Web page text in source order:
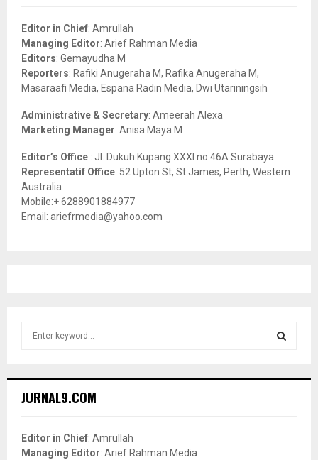
o
r
:
Editor in Chief: Amrullah
Managing Editor: Arief Rahman Media
Editors: Gemayudha M
Reporters: Rafiki Anugeraha M, Rafika Anugeraha M,
Masaraafi Media, Espana Radin Media, Dwi Utariningsih
Administrative & Secretary: Ameerah Alexa
Marketing Manager: Anisa Maya M
Editor’s Office : Jl. Dukuh Kupang XXXI no.46A Surabaya
Representatif Office: 52 Upton St, St James, Perth, Western
Australia
Mobile:+ 6288901884977
Email: ariefrmedia@yahoo.com
h
o
r
JURNAL9.COM
Editor in Chief: Amrullah
Managing Editor: Arief Rahman Media